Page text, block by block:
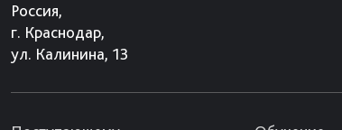
Россия,
г. Краснодар,
ул. Калинина, 13